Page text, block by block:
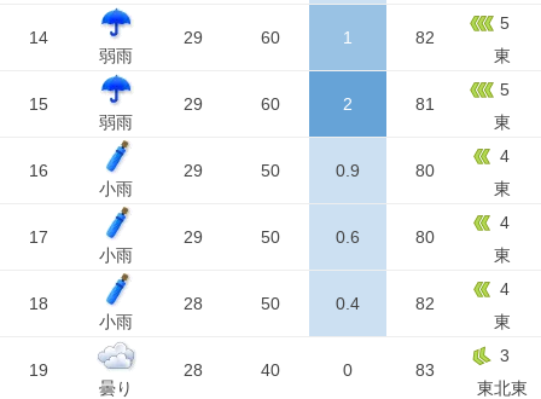
14
弱雨
29 60 1 82
5
東
15
弱雨
29 60 2 81
5
東
16
小雨
29 50 0.9 80
4
東
17
小雨
29 50 0.6 80
4
東
18
小雨
28 50 0.4 82
4
東
19
曇り
28 40 0 83
3
東北東